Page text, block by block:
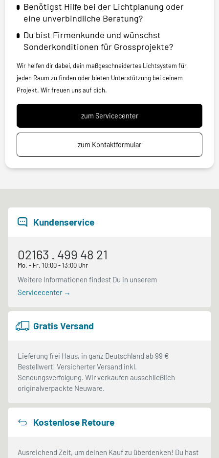
Benötigst Hilfe bei der Lichtplanung oder
eine unverbindliche Beratung?
Du bist Firmenkunde und wünschst
Sonderkonditionen für Grossprojekte?
Wir helfen dir dabei, dein maßgeschneidertes Lichtsystem für
jeden Raum zu finden oder bieten Unterstützung bei deinem
Projekt. Wir freuen uns auf dich.
zum Servicecenter
zum Kontaktformular
Kundenservice
02163 . 499 48 21
Mo. - Fr. 10:00 - 13:00 Uhr
Weitere Informationen findest Du in unserem
Servicecenter →
Gratis Versand
Lieferung frei Haus, in ganz Deutschland ab 99 €
Bestellwert! Versicherter Versand inkl.
Sendungsverfolgung. Wir verkaufen ausschließlich
originalverpackte Neuware.
Kostenlose Retoure
Ausreichend Zeit, um deinen Kauf zu überdenken! Du hast